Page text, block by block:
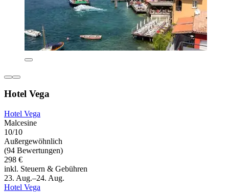
Hotel Vega
Hotel Vega
Malcesine
10/10
Außergewöhnlich
(94 Bewertungen)
298 €
inkl. Steuern & Gebühren
23. Aug.–24. Aug.
Hotel Vega